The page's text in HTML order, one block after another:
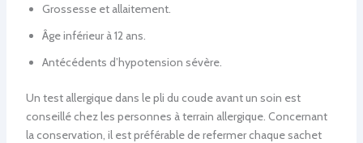
Grossesse et allaitement.
Âge inférieur à 12 ans.
Antécédents d’hypotension sévère.
Un test allergique dans le pli du coude avant un soin est
conseillé chez les personnes à terrain allergique. Concernant
la conservation, il est préférable de refermer chaque sachet